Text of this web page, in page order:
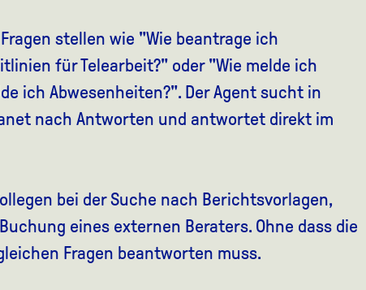
stellen wie "Wie beantrage ich
für Telearbeit?" oder "Wie melde ich
ich Abwesenheiten?". Der Agent sucht in
nach Antworten und antwortet direkt im
bei der Suche nach Berichtsvorlagen,
eines externen Beraters. Ohne dass die
Fragen beantworten muss.